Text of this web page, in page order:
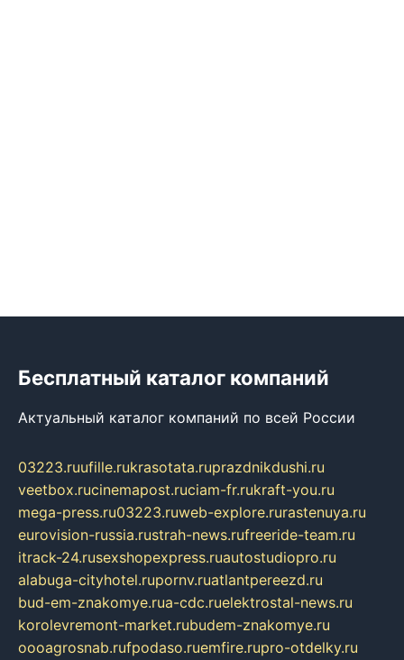
Бесплатный каталог компаний
Актуальный каталог компаний по всей России
03223.ruufille.rukrasotata.ruprazdnikdushi.ru
veetbox.rucinemapost.ruciam-fr.rukraft-you.ru
mega-press.ru03223.ruweb-explore.rurastenuya.ru
eurovision-russia.rustrah-news.rufreeride-team.ru
itrack-24.rusexshopexpress.ruautostudiopro.ru
alabuga-cityhotel.rupornv.ruatlantpereezd.ru
bud-em-znakomye.rua-cdc.ruelektrostal-news.ru
korolevremont-market.rubudem-znakomye.ru
oooagrosnab.rufpodaso.ruemfire.rupro-otdelky.ru